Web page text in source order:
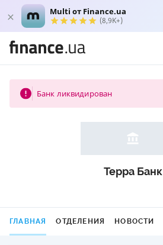
Multi от Finance.ua
(8,9K+)
Банк ликвидирован
Терра Банк
ГЛАВНАЯ ОТДЕЛЕНИЯ НОВОСТИ